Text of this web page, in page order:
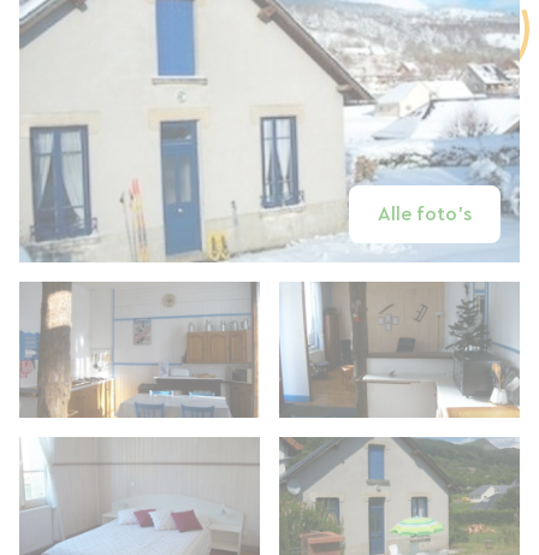
Alle foto's